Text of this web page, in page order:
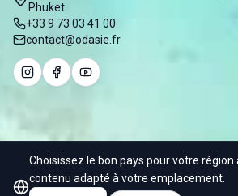
Phuket
+33 9 73 03 41 00
contact@odasie.fr
© 2025 Odasie - Water of Asia
Choisissez le bon pays pour votre région
contenu adapté à votre emplacement.